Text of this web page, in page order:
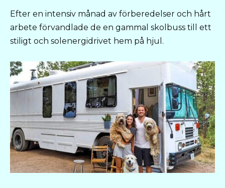
Efter en intensiv månad av förberedelser och hårt
arbete förvandlade de en gammal skolbuss till ett
stiligt och solenergidrivet hem på hjul.